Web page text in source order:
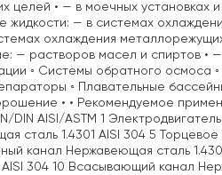
целей • — в моечных установках
— в системах
охлаждения
— растворов масел и спиртов •
◦ Системы обратного осмоса
◦ Плавательные
• • Рекомендуемое
AISI/ASTM 1
сталь 1.4301 AISI 304 5
канал Нержавеющая сталь
304 10 Всасывающий канал